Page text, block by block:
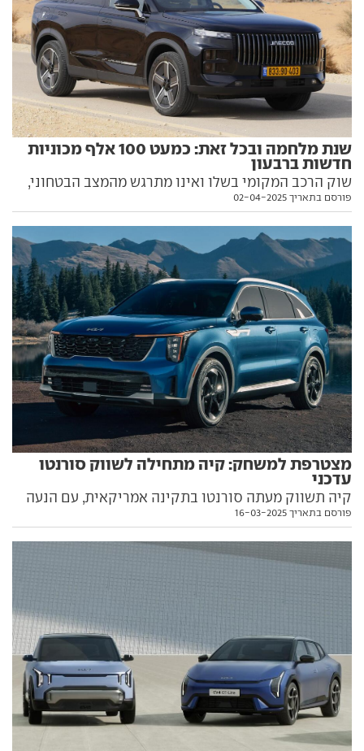
שנת מלחמה ובכל זאת: כמעט 100 אלף מכוניות
חדשות ברבעון
שוק הרכב המקומי בשלו ואינו מתרגש מהמצב הבטחוני,
האזהרות הכלכליות, ההתייקרות וההיטלים. בשלושת
ברכישת רכב חדש לעומת אשתקד, עם כוכבות חדשות:
ג'אקו, סיאט, ניסאן וצ'רי
פורסם בתאריך 02-04-2025
מצטרפת למשחק: קיה מתחילה לשווק סורנטו
עדכני
קיה תשווק מעתה סורנטו בתקינה אמריקאית, עם הנעה
היברידית, מקום לשישה נוסעים בלבד ומחיר גבוה מהדגם
פורסם בתאריך 16-03-2025